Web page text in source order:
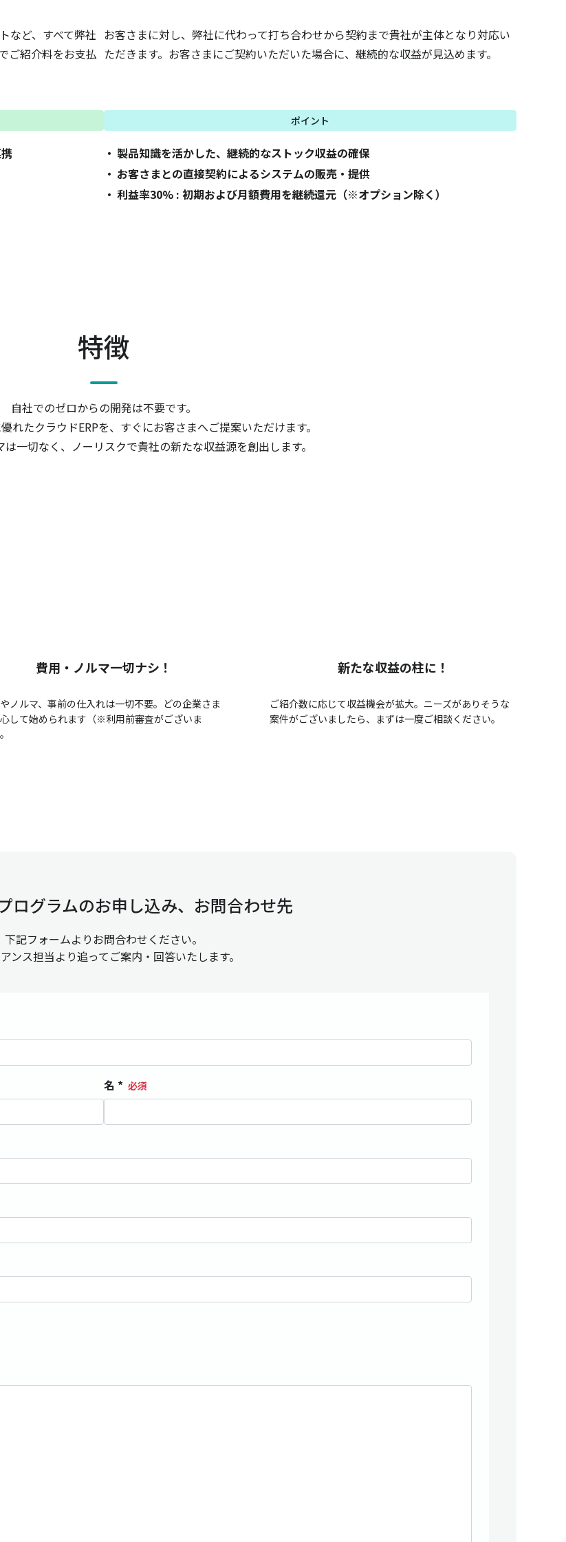
など、すべて弊社
ご紹介料をお支払
お客さまに対し、弊社に代わって打ち合わせから契約まで貴社が主体となり対応い
ただきます。お客さまにご契約いただいた場合に、継続的な収益が見込めます。
ポイント
製品知識を活かした、継続的なストック収益の確保
お客さまとの直接契約によるシステムの販売・提供
利益率30% : 初期および月額費用を継続還元（※オプション除く）
特徴
自社でのゼロからの開発は不要です。
れたクラウドERPを、すぐにお客さまへご提案いただけます。
一切なく、ノーリスクで貴社の新たな収益源を創出します。
費用・ノルマ一切ナシ！
ノルマ、事前の仕入れは一切不要。どの企業さま
して始められます（※利用前審査がございま
新たな収益の柱に！
ご紹介数に応じて収益機会が拡大。ニーズがありそうな
案件がございましたら、まずは一度ご相談ください。
ログラムのお申し込み、お問合わせ先
下記フォームよりお問合わせください。
ンス担当より追ってご案内・回答いたします。